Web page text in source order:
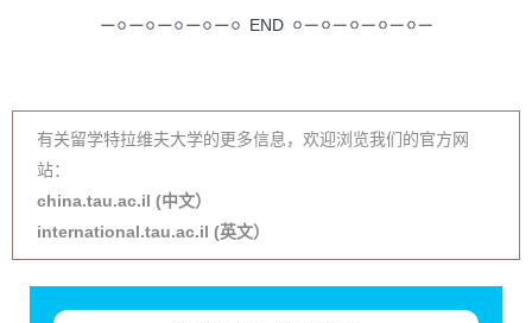
END
有关留学特拉维夫大学的更多信息，欢迎浏览我们的官方网
站：
china.tau.ac.il (中文）
international.tau.ac.il (英文）